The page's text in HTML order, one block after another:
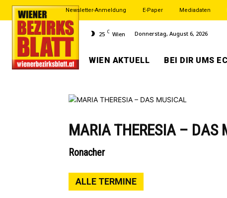
Newsletter-Anmeldung E-Paper Mediadaten
25 C Wien Donnerstag, August 6, 2026
WIEN AKTUELL BEI DIR UMS
MARIA THERESIA – DAS
Ronacher
ALLE TERMINE